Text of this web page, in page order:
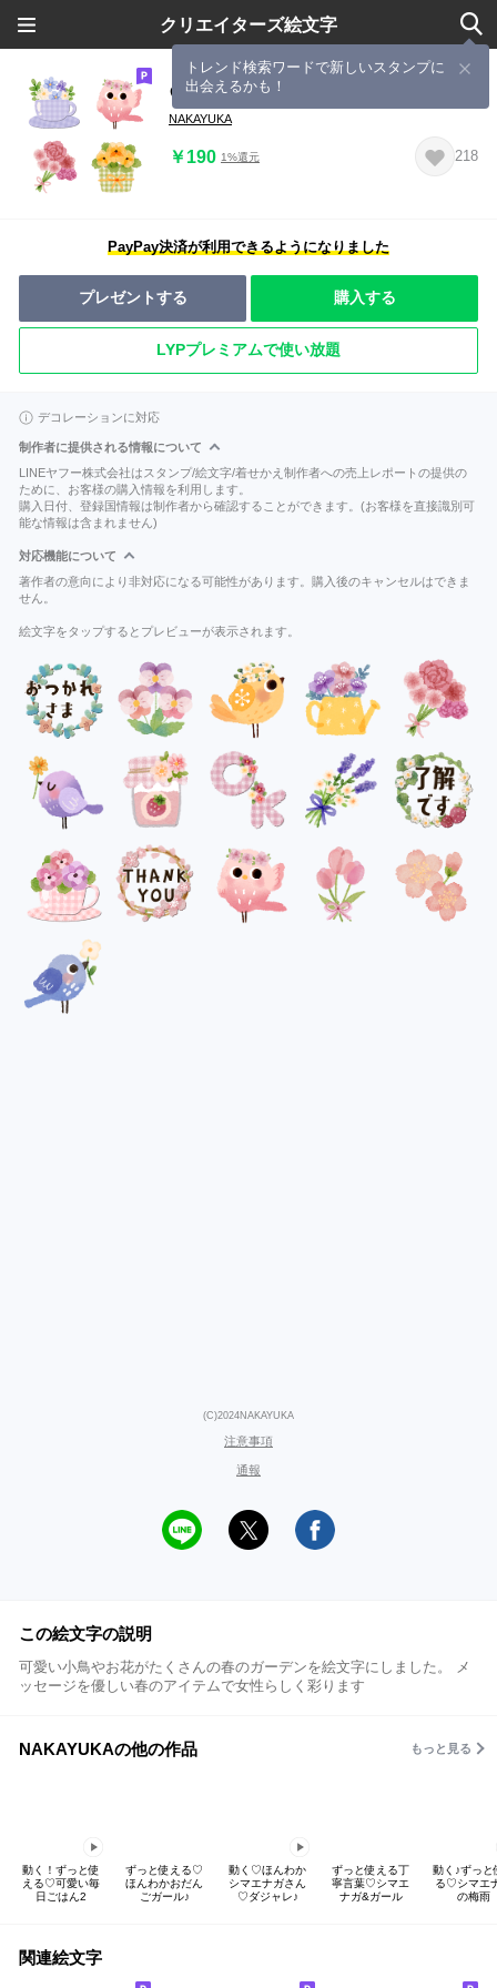
クリエイターズ絵文字
トレンド検索ワードで新しいスタンプに
出会えるかも！
♡小鳥とお花♡spring garden
NAKAYUKA
￥190 1%還元 218
PayPay決済が利用できるようになりました
プレゼントする 購入する
LYPプレミアムで使い放題
デコレーションに対応
制作者に提供される情報について
LINEヤフー株式会社はスタンプ/絵文字/着せかえ制作者への売上レポートの提供の
ために、お客様の購入情報を利用します。
購入日付、登録国情報は制作者から確認することができます。(お客様を直接識別可
能な情報は含まれません)
対応機能について
著作者の意向により非対応になる可能性があります。購入後のキャンセルはできま
せん。
絵文字をタップするとプレビューが表示されます。
(C)2024NAKAYUKA
注意事項
通報
この絵文字の説明
可愛い小鳥やお花がたくさんの春のガーデンを絵文字にしました。 メ
ッセージを優しい春のアイテムで女性らしく彩ります
NAKAYUKAの他の作品 もっと見る
動く！ずっと使
える♡可愛い毎
日ごはん2
ずっと使える♡
ほんわかおだん
ごガール♪
動く♡ほんわか
シマエナガさん
♡ダジャレ♪
ずっと使える丁
寧言葉♡シマエ
ナガ&ガール
動く♪ずっと
る♡シマエ
の梅雨
関連絵文字